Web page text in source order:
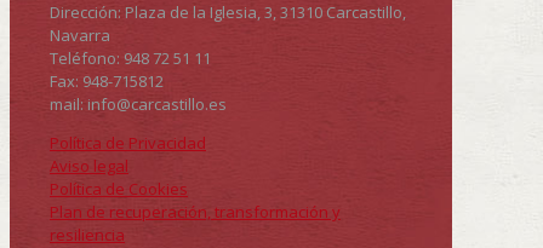
Dirección: Plaza de la Iglesia, 3, 31310 Carcastillo,
Navarra
Teléfono: 948 72 51 11
Fax: 948-715812
mail: info@carcastillo.es
Política de Privacidad
Aviso legal
Política de Cookies
Plan de recuperación, transformación y
resiliencia